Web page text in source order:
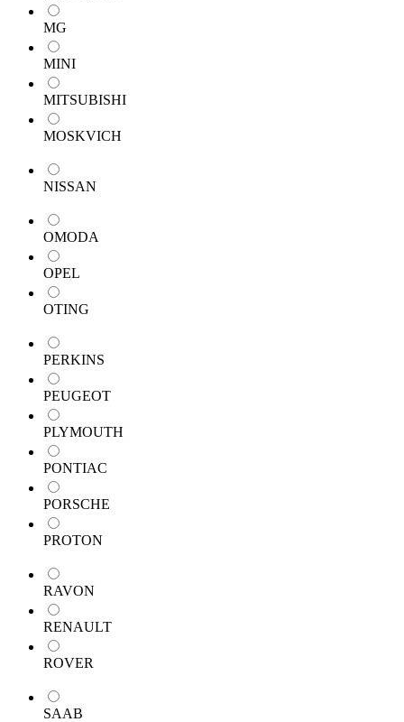
MG
MINI
MITSUBISHI
MOSKVICH
NISSAN
OMODA
OPEL
OTING
PERKINS
PEUGEOT
PLYMOUTH
PONTIAC
PORSCHE
PROTON
RAVON
RENAULT
ROVER
SAAB